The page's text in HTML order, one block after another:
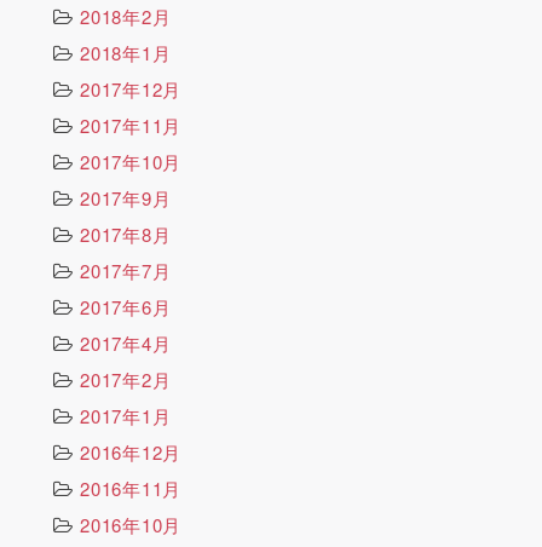
2018年2月
2018年1月
2017年12月
2017年11月
2017年10月
2017年9月
2017年8月
2017年7月
2017年6月
2017年4月
2017年2月
2017年1月
2016年12月
2016年11月
2016年10月